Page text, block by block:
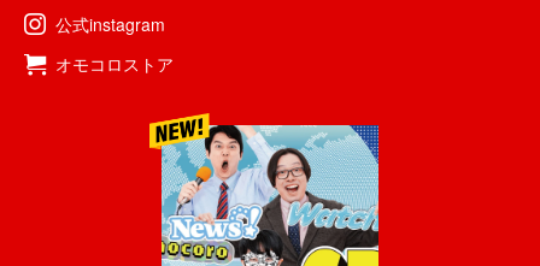
公式instagram
オモコロストア